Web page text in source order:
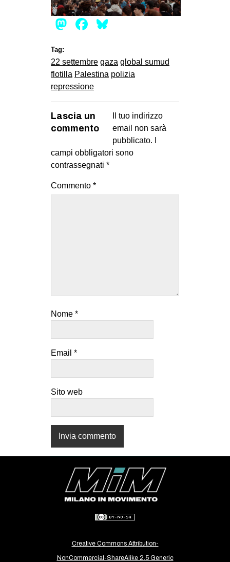
Mastodon
Facebook
Tag:
22 settembre gaza global sumud
flotilla Palestina polizia
repressione
Lascia un
commento
Il tuo indirizzo
email non sarà
pubblicato.
campi obbligatori sono
contrassegnati *
Commento *
Nome *
Email *
Sito web
Creative Commons Attribution-
NonCommercial-ShareAlike 2.5 Generic